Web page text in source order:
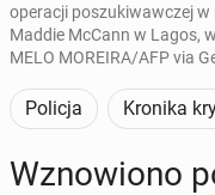
operacji poszukiwawczej
Maddie McCann w Lagos,
MELO MOREIRA/AFP via
Policja Kronika
Wzno­wio­no